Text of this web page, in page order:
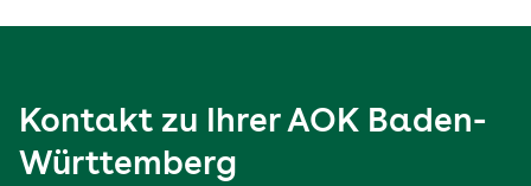
Kontakt zu IhrerAOK Baden-
Württemberg